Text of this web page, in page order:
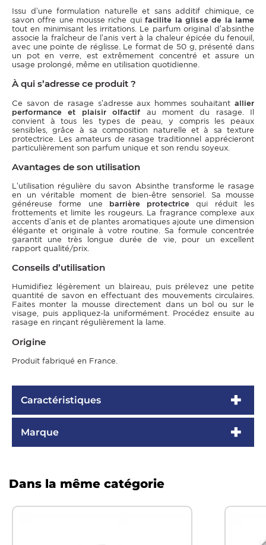
Issu d’une formulation naturelle et sans additif chimique, ce
savon offre une mousse riche quifacilite la glisse de la lame
tout en minimisant les irritations. Le parfum original d’absinthe
associe la fraîcheur de l’anis vert à la chaleur épicée du fenouil,
avec une pointe de réglisse. Le format de 50 g, présenté dans
un pot en verre, est extrêmement concentré et assure un
usage prolongé, même en utilisation quotidienne.
À qui s’adresse ce produit ?
Ce savon de rasage s’adresse aux hommes souhaitant allier
performance et plaisir olfactif au moment du rasage. Il
convient à tous les types de peau, y compris les peaux
sensibles, grâce à sa composition naturelle et à sa texture
protectrice. Les amateurs de rasage traditionnel apprécieront
particulièrement son parfum unique et son rendu soyeux.
Avantages de son utilisation
L’utilisation régulière du savon Absinthe transforme le rasage
en un véritable moment de bien-être sensoriel. Sa mousse
généreuse forme une barrière protectrice qui réduit les
frottements et limite les rougeurs. La fragrance complexe aux
accents d’anis et de plantes aromatiques ajoute une dimension
élégante et originale à votre routine. Sa formule concentrée
garantit une très longue durée de vie, pour un excellent
rapport qualité/prix.
Conseils d’utilisation
Humidifiez légèrement un blaireau, puis prélevez une petite
quantité de savon en effectuant des mouvements circulaires.
Faites monter la mousse directement dans un bol ou sur le
visage, puis appliquez-la uniformément. Procédez ensuite au
rasage en rinçant régulièrement la lame.
Origine
Produit fabriqué en France.
Caractéristiques
Marque
Dans la même catégorie